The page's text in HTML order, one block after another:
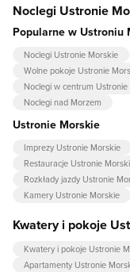
Noclegi Ustronie
Popularne w Ustroniu
Noclegi Ustronie Morskie
Wolne pokoje Ustronie
Noclegi w centrum
Noclegi nad Morzem
Ustronie Morskie
Imprezy Ustronie Morskie
Restauracje Ustronie
Rozkłady jazdy Ustronie
Kamery Ustronie Morskie
Kwatery i pokoje
Kwatery i pokoje Ustronie
Apartamenty Ustronie